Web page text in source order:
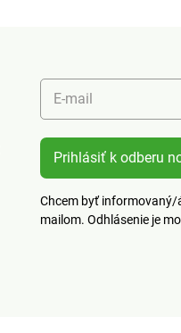
E-mail
Prihlásiť k odberu
Chcem byť informovaný/
mailom. Odhlásenie je